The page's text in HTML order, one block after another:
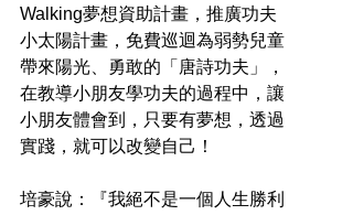
Walking夢想資助計畫，推廣功夫
小太陽計畫，免費巡迴為弱勢兒童
帶來陽光、勇敢的「唐詩功夫」，
在教導小朋友學功夫的過程中，讓
小朋友體會到，只要有夢想，透過
實踐，就可以改變自己！
培豪說：『我絕不是一個人生勝利